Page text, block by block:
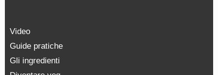
Video
Guide pratiche
Gli ingredienti